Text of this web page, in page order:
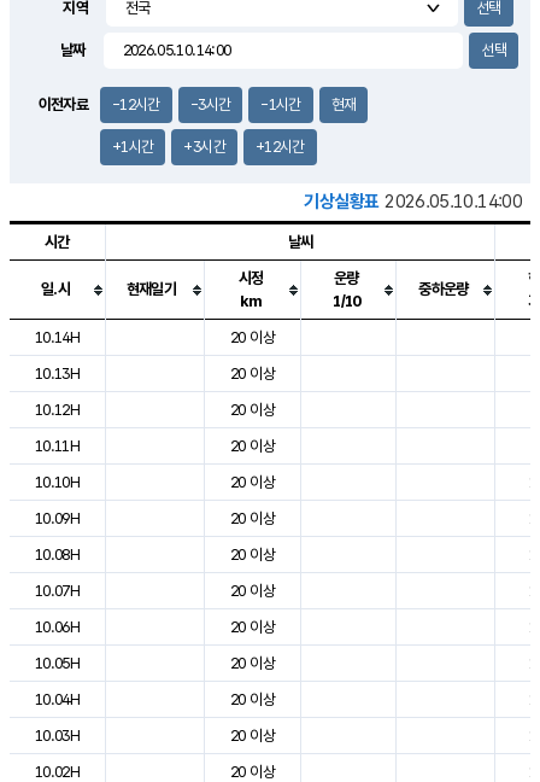
3.2m/s
지역
날짜
이전자료 -12시간 -3시간 -1시간 현재
+1시간 +3시간 +12시간
기상실황표 2026.05.10.14:00
도시별 기상실황표로 지점, 날씨, 기온, 강수, 바람, 기압등을 안내한 표입
시간 날씨
일.시 현재일기
시정
km
운량
1/10
중하운량
10.14H
20 이상
10.13H
20 이상
10.12H
20 이상
10.11H
20 이상
10.10H
20 이상
10.09H
20 이상
10.08H
20 이상
10.07H
20 이상
10.06H
20 이상
10.05H
20 이상
10.04H
20 이상
10.03H
20 이상
10.02H
20 이상